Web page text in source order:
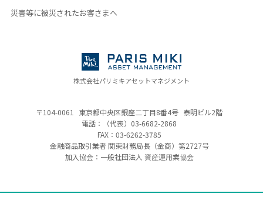
災害等に被災されたお客さまへ
株式会社パリミキアセットマネジメント
〒104-0061 東京都中央区銀座二丁目8番4号 泰明ビル2階
電話：（代表） 03-6682-2868
FAX：03-6262-3785
金融商品取引業者 関東財務局長（金商） 第2727号
加入協会：一般社団法人 資産運用業協会